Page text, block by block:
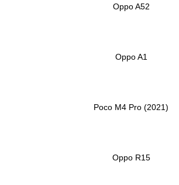
Oppo A52
Oppo A1
Poco M4 Pro (2021)
Oppo R15